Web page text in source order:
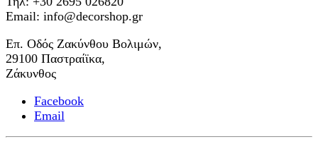
Email: info@decorshop.gr
Επ. Οδός Ζακύνθου Βολιμών,
29100 Παστραίϊκα,
Ζάκυνθος
Facebook
Email